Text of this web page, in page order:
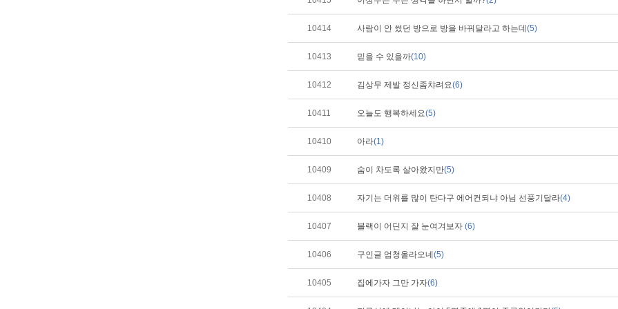
10414 사람이 안 썼던 방으로 방을 바꿔달라고 하는데 (5)
10413 믿을 수 있을까(10)
10412 김상무 제발 정신좀챠려요(6)
10411 오늘도 행복하세요(5)
10410 아라(1)
10409 숨이 차도록 살아왔지만(5)
10408 자기는 더위를 많이 탄다구 에어컨되냐 아님 선풍기달라(4)
10407 블랙이 어딘지 잘 눈여겨보자 (6)
10406 구인글 엄청올라오네 (5)
10405 집에가자 그만 가자(6)